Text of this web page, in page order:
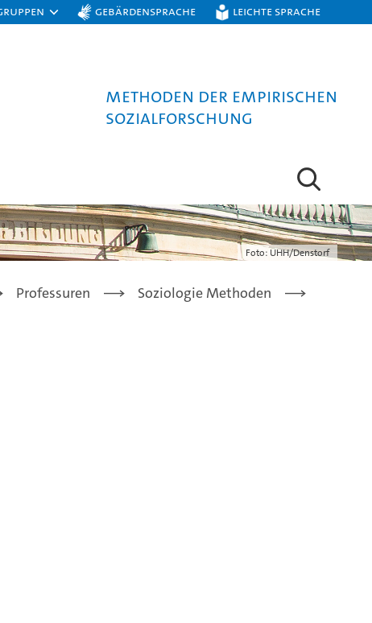
Gebärdensprache Leichte Sprache
Methoden der empirischen
Sozialforschung
Foto: UHH/Denstorf
Professuren
Soziologie Methoden